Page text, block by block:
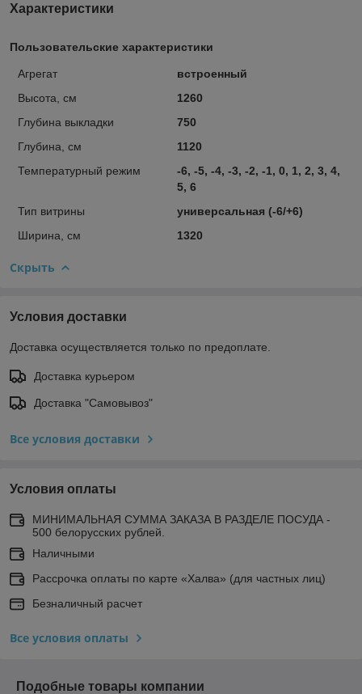
Характеристики
Пользовательские характеристики
Агрегат
встроенный
Высота, см
1260
Глубина выкладки
750
Глубина, см
1120
Температурный режим
-6, -5, -4, -3, -2, -1, 0, 1, 2, 3, 4,
5, 6
Тип витрины
универсальная (-6/+6)
Ширина, см
1320
Скрыть
Условия доставки
Доставка осуществляется только по предоплате.
Доставка курьером
Доставка "Самовывоз"
Все условия доставки
Условия оплаты
МИНИМАЛЬНАЯ СУММА ЗАКАЗА В РАЗДЕЛЕ ПОСУДА -
500 белорусских рублей.
Наличными
Рассрочка оплаты по карте «Халва» (для частных лиц)
Безналичный расчет
Все условия оплаты
Подобные товары компании